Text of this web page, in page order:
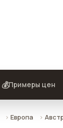
💰Примеры цен
Европа